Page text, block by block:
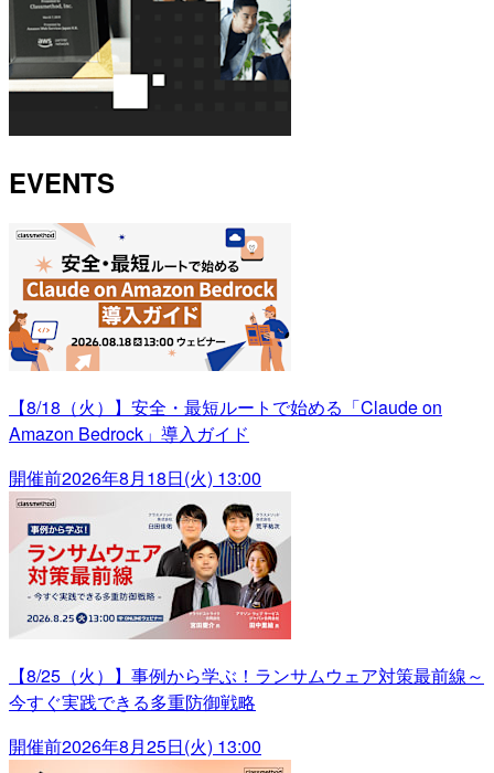
EVENTS
【8/18（火）】安全・最短ルートで始める「Claude on
Amazon Bedrock」導入ガイド
開催前2026年8月18日(火) 13:00
【8/25（火）】事例から学ぶ！ランサムウェア対策最前線～
今すぐ実践できる多重防御戦略
開催前2026年8月25日(火) 13:00